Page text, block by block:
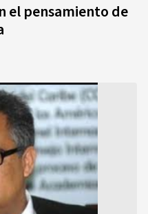
el pensamiento de